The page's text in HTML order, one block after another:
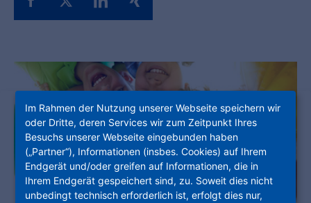
Im Rahmen der Nutzung unserer Webseite speichern wir
oder Dritte, deren Services wir zum Zeitpunkt Ihres
Besuchs unserer Webseite eingebunden haben
(„Partner“), Informationen (insbes. Cookies) auf Ihrem
Endgerät und/oder greifen auf Informationen, die in
Ihrem Endgerät gespeichert sind, zu. Soweit dies nicht
unbedingt technisch erforderlich ist, erfolgt dies nur,